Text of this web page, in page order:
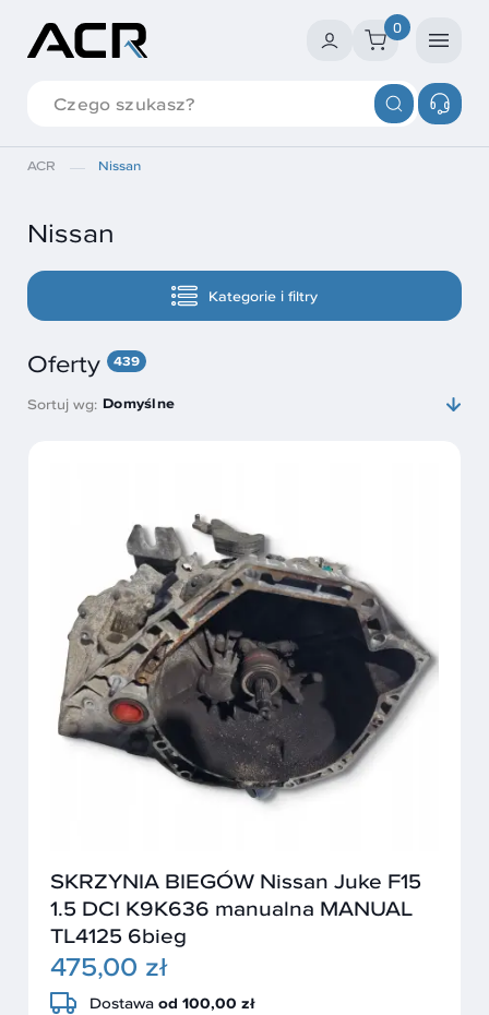
0
ACR Nissan
Nissan
Kategorie i filtry
Oferty 439
Sortuj wg: Domyślne
SKRZYNIA BIEGÓW Nissan Juke F15
1.5 DCI K9K636 manualna MANUAL
TL4125 6bieg
475,00 zł
Dostawa od 100,00 zł